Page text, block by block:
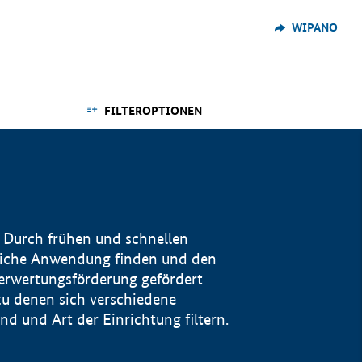
WIPANO
FILTEROPTIONEN
frühen und schnellen
Anwendung finden und den
gefördert
denen sich verschiedene
und Art der Einrichtung filtern.